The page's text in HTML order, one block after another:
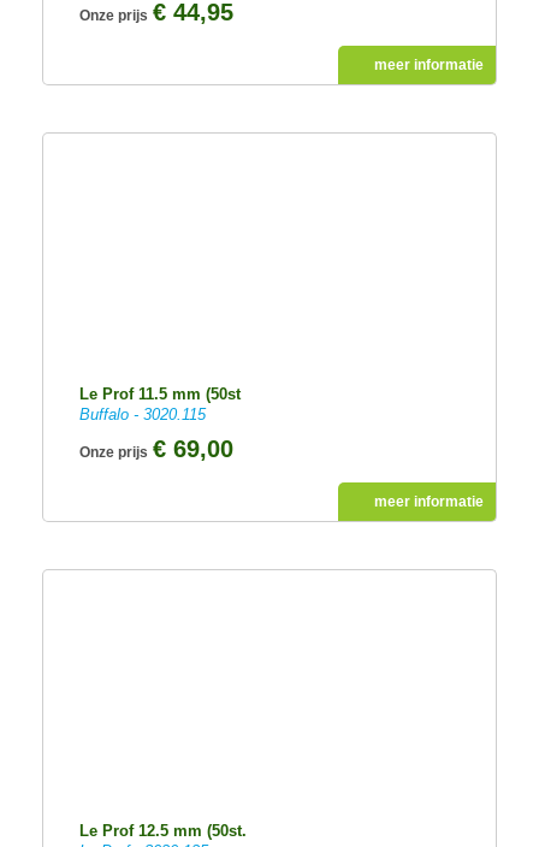
Onze prijs € 44,95
meer informatie
Le Prof 11.5 mm (50st
Buffalo - 3020.115
Onze prijs € 69,00
meer informatie
Le Prof 12.5 mm (50st.